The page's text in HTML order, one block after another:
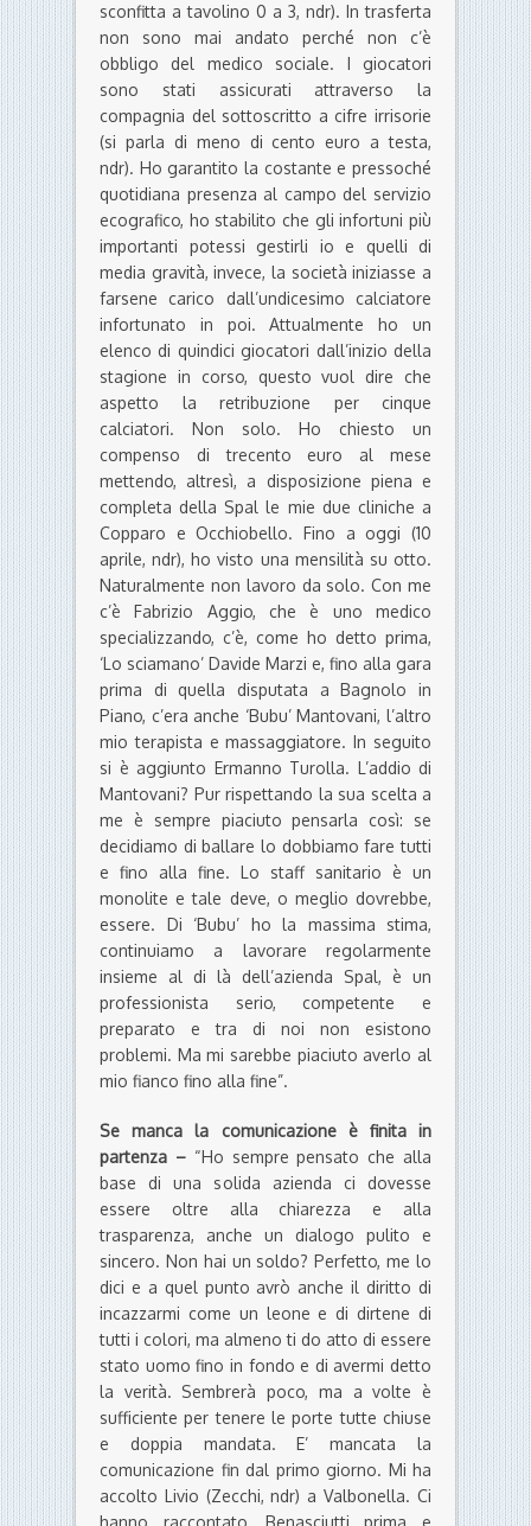
sconfitta a tavolino 0 a 3, ndr). In trasferta
non sono mai andato perché non c’è
obbligo del medico sociale. I giocatori
sono stati assicurati attraverso la
compagnia del sottoscritto a cifre irrisorie
(si parla di meno di cento euro a testa,
ndr). Ho garantito la costante e pressoché
quotidiana presenza al campo del servizio
ecografico, ho stabilito che gli infortuni più
importanti potessi gestirli io e quelli di
media gravità, invece, la società iniziasse a
farsene carico dall’undicesimo calciatore
infortunato in poi. Attualmente ho un
elenco di quindici giocatori dall’inizio della
stagione in corso, questo vuol dire che
aspetto la retribuzione per cinque
calciatori. Non solo. Ho chiesto un
compenso di trecento euro al mese
mettendo, altresì, a disposizione piena e
completa della Spal le mie due cliniche a
Copparo e Occhiobello. Fino a oggi (10
aprile, ndr), ho visto una mensilità su otto.
Naturalmente non lavoro da solo. Con me
c’è Fabrizio Aggio, che è uno medico
specializzando, c’è, come ho detto prima,
‘Lo sciamano’ Davide Marzi e, fino alla gara
prima di quella disputata a Bagnolo in
Piano, c’era anche ‘Bubu’ Mantovani, l’altro
mio terapista e massaggiatore. In seguito
si è aggiunto Ermanno Turolla. L’addio di
Mantovani? Pur rispettando la sua scelta a
me è sempre piaciuto pensarla così: se
decidiamo di ballare lo dobbiamo fare tutti
e fino alla fine. Lo staff sanitario è un
monolite e tale deve, o meglio dovrebbe,
essere. Di ‘Bubu’ ho la massima stima,
continuiamo a lavorare regolarmente
insieme al di là dell’azienda Spal, è un
professionista serio, competente e
preparato e tra di noi non esistono
problemi. Ma mi sarebbe piaciuto averlo al
mio fianco fino alla fine”.
Se manca la comunicazione è finita in
partenza –“Ho sempre pensato che alla
base di una solida azienda ci dovesse
essere oltre alla chiarezza e alla
trasparenza, anche un dialogo pulito e
sincero. Non hai un soldo? Perfetto, me lo
dici e a quel punto avrò anche il diritto di
incazzarmi come un leone e di dirtene di
tutti i colori, ma almeno ti do atto di essere
stato uomo fino in fondo e di avermi detto
la verità. Sembrerà poco, ma a volte è
sufficiente per tenere le porte tutte chiuse
e doppia mandata. E’ mancata la
comunicazione fin dal primo giorno. Mi ha
accolto Livio (Zecchi, ndr) a Valbonella. Ci